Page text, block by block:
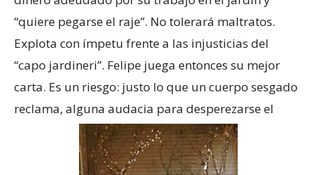
“quiere pegarse el raje”. No tolerará maltratos.
Explota con ímpetu frente a las injusticias del
“capo jardineri”. Felipe juega entonces su mejor
carta. Es un riesgo: justo lo que un cuerpo sesgado
reclama, alguna audacia para desperezarse el